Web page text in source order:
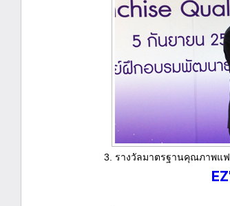
3. รางวัลมาตรฐานคุณภาพแ